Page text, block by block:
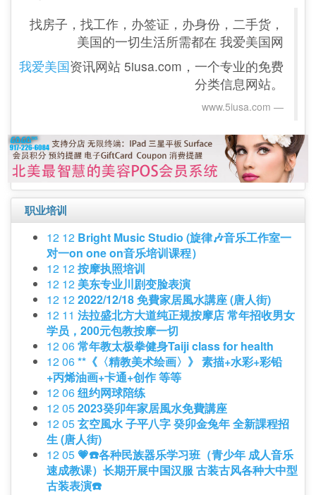
找房子，找工作，办签证，办身份，二手货，
美国的一切生活所需都在 我爱美国网
我爱美国资讯网站 5iusa.com，一个专业的免费
分类信息网站。
www.5iusa.com‎
职业培训
12 12 Bright Music Studio (旋律🎶音乐工作室一
对一on one on音乐培训课程）
12 12按摩执照培训
12 12 美东专业川剧变脸表演
12 122022/12/18 免費家居風水講座 (唐人街)
12 11 法拉盛北方大道纯正规按摩店 常年招收男女
学员，200元包教按摩一切
12 06常年教太极拳健身Taiji class for health
12 06**《〈精教美术绘画〉》 素描+水彩+彩铅
+丙烯油画+卡通+创作 等等
12 06纽约网球陪练
12 052023癸卯年家居風水免費講座
12 05玄空風水 子平八字 癸卯金兔年 全新課程招
生 (唐人街)
12 05 💗☎️各种民族器乐学习班（青少年 成人音乐
速成教课）长期开展中国汉服 古装古风各种大中型
古装表演☎️